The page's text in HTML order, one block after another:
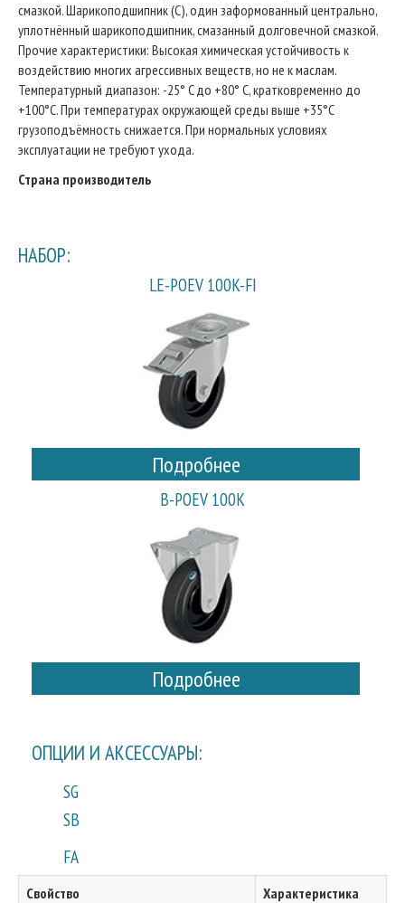
смазкой. Шарикоподшипник (C), один заформованный центрально,
уплотнённый шарикоподшипник, смазанный долговечной смазкой.
Прочие характеристики: Высокая химическая устойчивость к
воздействию многих агрессивных веществ, но не к маслам.
Температурный диапазон: -25° C до +80° C, кратковременно до
+100°C. При температурах окружающей среды выше +35°C
грузоподъёмность снижается. При нормальных условиях
эксплуатации не требуют ухода.
Страна производитель
НАБОР:
LE-POEV 100K-FI
Подробнее
B-POEV 100K
Подробнее
ОПЦИИ И АКСЕССУАРЫ:
SG
SB
FA
Свойство
Характеристика